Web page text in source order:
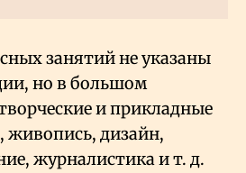
занятий не указаны
но в большом
и прикладные
живопись, дизайн,
журналистика и т. д.